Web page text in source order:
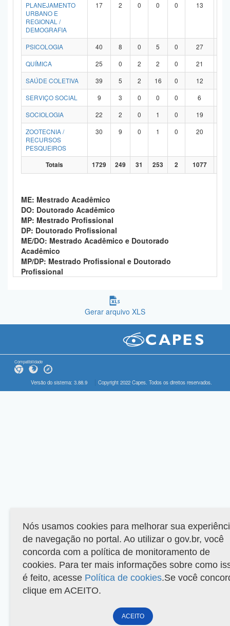
PLANEJAMENTO
URBANO E
REGIONAL /
DEMOGRAFIA
17 2 0 0 0 13
PSICOLOGIA 40 8 0 5 0 27
QUÍMICA
25 0 2 2 0 21
SAÚDE COLETIVA
39 5 2 16 0 12
SERVIÇO SOCIAL
9 3 0 0 0 6
SOCIOLOGIA
22 2 0 1 0 19
ZOOTECNIA /
RECURSOS
PESQUEIROS
30 9 0 1 0 20
Totais 1729 249 31 253 2 1077
ME: Mestrado Acadêmico
DO: Doutorado Acadêmico
MP: Mestrado Profissional
DP: Doutorado Profissional
ME/DO: Mestrado Acadêmico e Doutorado
Acadêmico
MP/DP: Mestrado Profissional e Doutorado
Profissional
Gerar arquivo XLS
Compatibilidade
Versão do sistema: 3.88.9 Copyright 2022 Capes. Todos os direitos reservados.
Nós usamos cookies para melhorar sua
de navegação no portal. Ao utilizar o gov.br, você
concorda com a política de monitoramento de
cookies. Para ter mais informações sobre como
é feito, acesse Política de cookies.Se você
clique em ACEITO.
ACEITO